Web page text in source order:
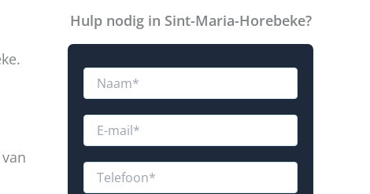
Hulp nodig in Sint-Maria-Horebeke?
N
mE
aT